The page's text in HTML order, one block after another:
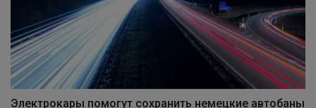
Электрокары помогут сохранить немецкие автобаны